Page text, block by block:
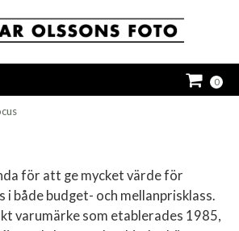
0
för att ge mycket värde för
i både budget- och mellanprisklass.
varumärke som etablerades 1985,